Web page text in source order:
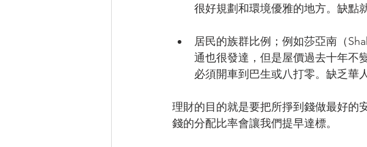
很好規劃和環境優雅的地方。缺點
居民的族群比例；例如莎亞南（
通也很發達，但是屋價過去十年不
必須開車到巴生或八打零。缺乏華
理財的目的就是要把所掙到錢做最好的
錢的分配比率會讓我們提早達標。